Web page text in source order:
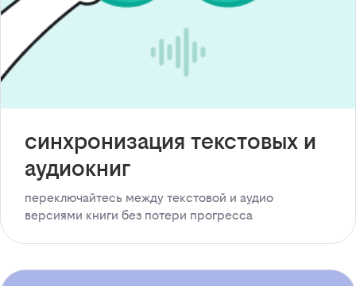
синхронизация текстовых и
аудиокниг
переключайтесь между текстовой и аудио
версиями книги без потери прогресса